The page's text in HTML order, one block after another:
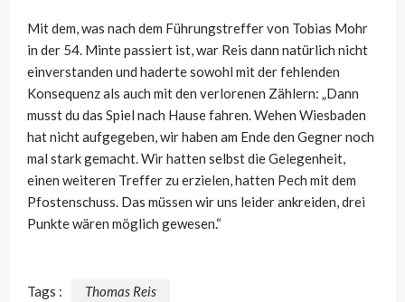
Mit dem, was nach dem Führungstreffer von Tobias Mohr
in der 54. Minte passiert ist, war Reis dann natürlich nicht
einverstanden und haderte sowohl mit der fehlenden
Konsequenz als auch mit den verlorenen Zählern: „Dann
musst du das Spiel nach Hause fahren. Wehen Wiesbaden
hat nicht aufgegeben, wir haben am Ende den Gegner noch
mal stark gemacht. Wir hatten selbst die Gelegenheit,
einen weiteren Treffer zu erzielen, hatten Pech mit dem
Pfostenschuss. Das müssen wir uns leider ankreiden, drei
Punkte wären möglich gewesen.“
Tags : Thomas Reis